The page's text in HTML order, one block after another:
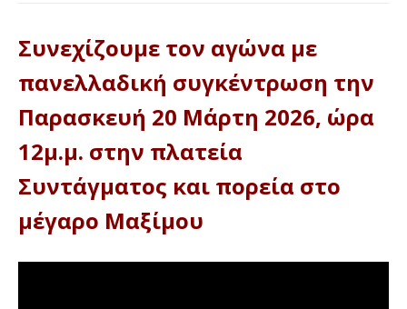
Συνεχίζουμε τον αγώνα με
πανελλαδική συγκέντρωση την
Παρασκευή 20 Μάρτη 2026, ώρα
12μ.μ. στην πλατεία
Συντάγματος και πορεία στο
μέγαρο Μαξίμου